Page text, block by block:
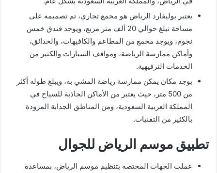
يعتبر بوليفارد الرياض هو مجمع تجاري، تم تصميمه على
مساحة تبلغ حوالي 20 ألف متر مربع، ويوجد فندق خمس
نجوم، ويوجد مجمع من المطاعم والكافيهات، والحدائق،
وأماكن ممارسة الرياضة، ومواقف السيارات والكثير من
الخدمات الترفيهية.
يوجد مكان يمكن ممارسة رياضة المشي به، ويبلغ طوله أكثر
من 500 متر، حيث يعتبر من الأماكن الجاذبة للسياح في
المملكة العربية السعودية، ومن المناطق الجذابة المزودة
بالكثير من التقنيات.
تطبيق موسم الرياض للجوال
عملت الجهات المختصة بتنظيم موسم الرياض، بمساعدة